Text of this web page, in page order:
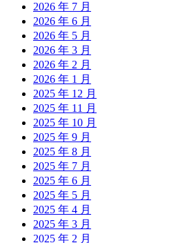
2026 年 7 月
2026 年 6 月
2026 年 5 月
2026 年 3 月
2026 年 2 月
2026 年 1 月
2025 年 12 月
2025 年 11 月
2025 年 10 月
2025 年 9 月
2025 年 8 月
2025 年 7 月
2025 年 6 月
2025 年 5 月
2025 年 4 月
2025 年 3 月
2025 年 2 月